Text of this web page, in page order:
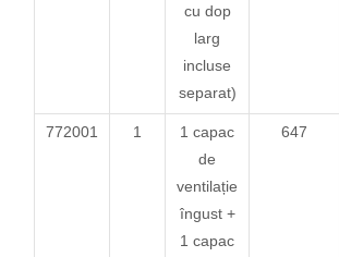
cu dop
larg
incluse
separat)
772001 1
1 capac
de
ventilație
îngust +
1 capac
647